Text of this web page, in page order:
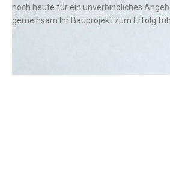
noch heute für ein unverbindliches
gemeinsam Ihr Bauprojekt zum Erfolg